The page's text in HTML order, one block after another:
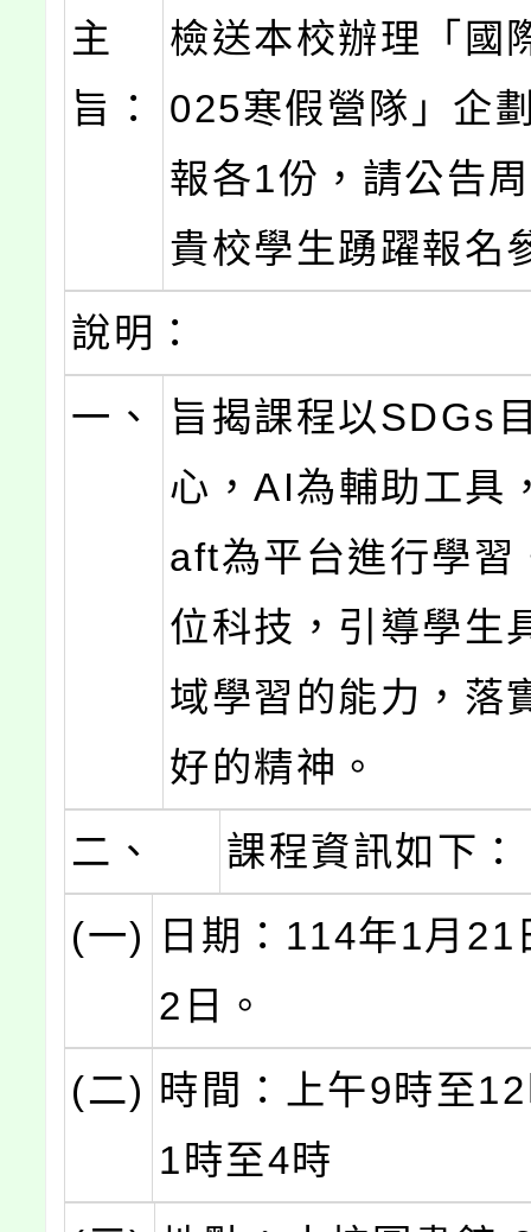
主
旨：
檢送本校辦理「國
025寒假營隊」企
報各1份，請公告
貴校學生踴躍報名
說明：
一、
旨揭課程以SDGs
心，AI為輔助工具
aft為平台進行學習
位科技，引導學生
域學習的能力，落
好的精神。
二、
課程資訊如下：
(一)
日期：114年1月21
2日。
(二) 時間：上午9時至
1時至4時